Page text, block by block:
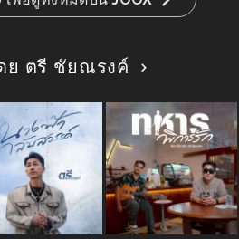
ย ตรี ชัยณรงค์